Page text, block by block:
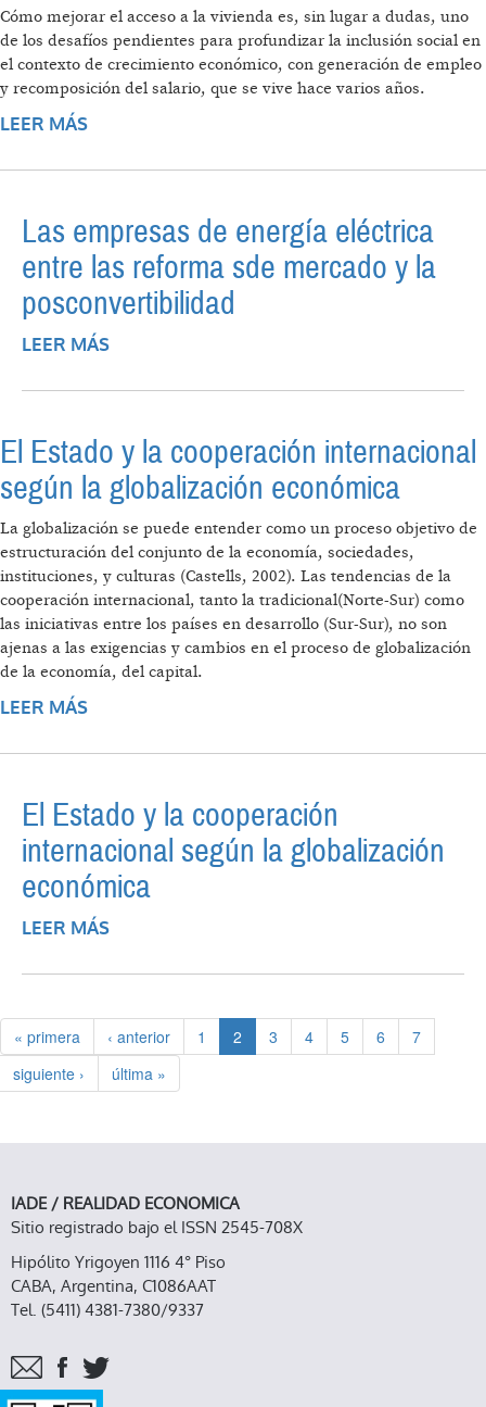
Cómo mejorar el acceso a la vivienda es, sin lugar a dudas, uno
de los desafíos pendientes para profundizar la inclusión social en
el contexto de crecimiento económico, con generación de empleo
y recomposición del salario, que se vive hace varios años.
LEER MÁS
Las empresas de energía eléctrica
entre las reforma sde mercado y la
posconvertibilidad
LEER MÁS
MERCADO Y LA POSCONVERTIBILIDAD
El Estado y la cooperación internacional
según la globalización económica
La globalización se puede entender como un proceso objetivo de
estructuración del conjunto de la economía, sociedades,
instituciones, y culturas (Castells, 2002). Las tendencias de la
cooperación internacional, tanto la tradicional(Norte-Sur) como
las iniciativas entre los países en desarrollo (Sur-Sur), no son
ajenas a las exigencias y cambios en el proceso de globalización
de la economía, del capital.
LEER MÁS
ECONÓMICA
El Estado y la cooperación
internacional según la globalización
económica
LEER MÁS
GLOBALIZACIÓN ECONÓMICA
« primera ‹ anterior 1 2 3 4 5 6
7
siguiente ›
última »
IADE / REALIDAD ECONOMICA
Sitio registrado bajo el ISSN 2545-708X
Hipólito Yrigoyen 1116 4° Piso
CABA, Argentina, C1086AAT
Tel. (5411) 4381-7380/9337